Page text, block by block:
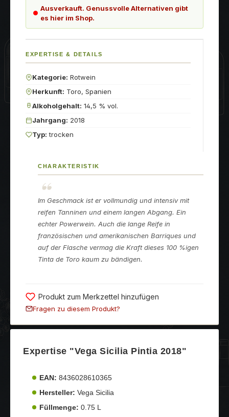
Ausverkauft. Genussvolle Alternativen gibt
es hier im Shop.
EXPERTISE & DETAILS
Kategorie: Rotwein
Herkunft: Toro, Spanien
Alkoholgehalt: 14,5 % vol.
Jahrgang: 2018
Typ: trocken
CHARAKTERISTIK
Im Geschmack ist er vollmundig und intensiv mit
reifen Tanninen und einem langen Abgang. Ein
echter Powerwein. Auch die lange Reife in
französischen und amerikanischen Barriques und
auf der Flasche vermag die Kraft dieses 100 %igen
Tinta de Toro kaum zu bändigen.
Produkt zum Merkzettel hinzufügen
Fragen zu diesem Produkt?
Expertise "Vega Sicilia Pintia 2018"
EAN: 8436028610365
Hersteller: Vega Sicilia
Füllmenge: 0.75 L